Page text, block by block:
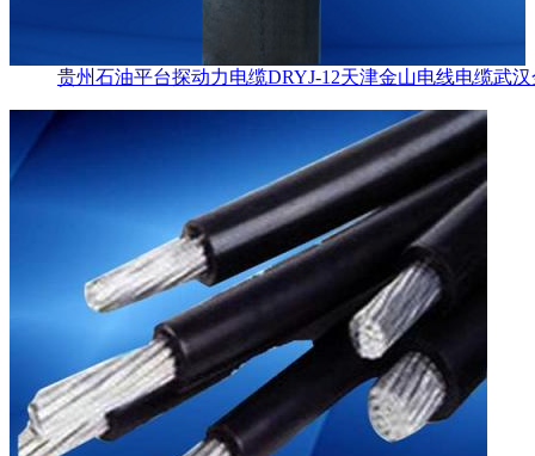
贵州石油平台探动力电缆DRYJ-12天津金山电线电缆武